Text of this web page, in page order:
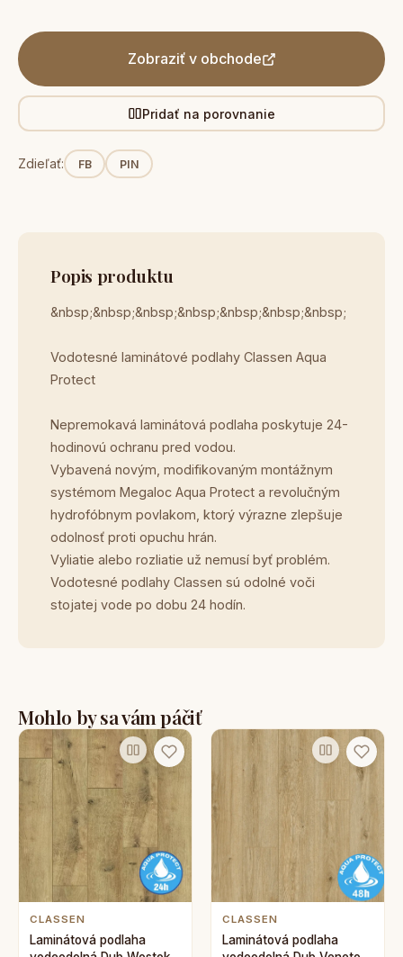
Zobraziť v obchode
Pridať na porovnanie
Zdieľať: FB PIN
Popis produktu
&nbsp;&nbsp;&nbsp;&nbsp;&nbsp;&nbsp;&nbsp;
Vodotesné laminátové podlahy Classen Aqua
Protect
Nepremokavá laminátová podlaha poskytuje 24-
hodinovú ochranu pred vodou.
Vybavená novým, modifikovaným montážnym
systémom Megaloc Aqua Protect a revolučným
hydrofóbnym povlakom, ktorý výrazne zlepšuje
odolnosť proti opuchu hrán.
Vyliatie alebo rozliatie už nemusí byť problém.
Vodotesné podlahy Classen sú odolné voči
stojatej vode po dobu 24 hodín.
Mohlo by sa vám páčiť
CLASSEN
Laminátová podlaha
CLASSEN
Laminátová podlaha